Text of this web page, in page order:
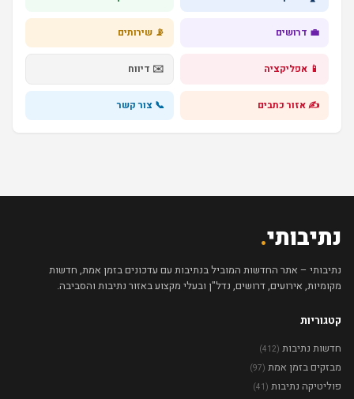
💼 דרושים 📡 שירותים
📱 אפליקציה ✉️ דיווח
✍️ אזור כתבים 📞 צור קשר
נתיבותי.
נתיבותי – אתר החדשות המוביל בנתיבות עם עדכונים בזמן אמת, חדשות
מקומיות, אירועים, דרושים, נדל"ן ובעלי מקצוע באזור נתיבות והסביבה.
קטגוריות
חדשות נתיבות (412)
מבזקים בזמן אמת (97)
פוליטיקה נתיבות (41)